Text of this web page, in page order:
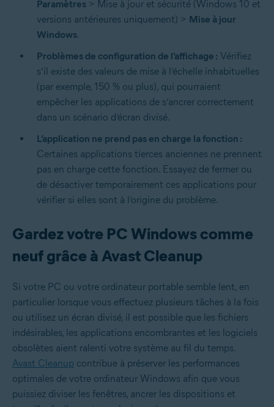
Paramètres > Mise à jour et sécurité (Windows 10 et
versions antérieures uniquement) > Mise à jour
Windows.
Problèmes de configuration de l’affichage : Vérifiez
s’il existe des valeurs de mise à l’échelle inhabituelles
(par exemple, 150 % ou plus), qui pourraient
empêcher les applications de s’ancrer correctement
dans un scénario d’écran divisé.
L’application ne prend pas en charge la fonction :
Certaines applications tierces anciennes ne prennent
pas en charge cette fonction. Essayez de fermer ou
de désactiver temporairement ces applications pour
vérifier si elles sont à l’origine du problème.
Gardez votre PC Windows comme
neuf grâce à Avast Cleanup
Si votre PC ou votre ordinateur portable semble lent, en
particulier lorsque vous effectuez plusieurs tâches à la fois
ou utilisez un écran divisé, il est possible que les fichiers
indésirables, les applications encombrantes et les logiciels
obsolètes aient ralenti votre système au fil du temps.
Avast Cleanup contribue à préserver les performances
optimales de votre ordinateur Windows afin que vous
puissiez diviser les fenêtres, ancrer les dispositions et